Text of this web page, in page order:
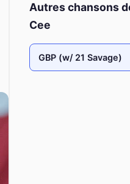
Autres chansons
Cee
GBP (w/ 21 Savage)